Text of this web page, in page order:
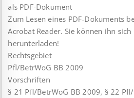
als PDF-Dokument
Zum Lesen eines PDF-Dokuments
Acrobat Reader. Sie können ihn
herunterladen!
Rechtsgebiet
Pfl/BetrWoG BB 2009
Vorschriften
§ 21 Pfl/BetrWoG BB 2009, § 22